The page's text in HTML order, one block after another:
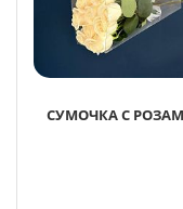
СУМОЧКА С